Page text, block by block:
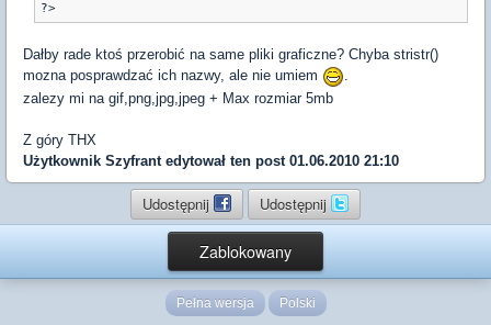
?>
Dałby rade ktoś przerobić na same pliki graficzne? Chyba stristr()
mozna posprawdzać ich nazwy, ale nie umiem
.
zalezy mi na gif,png,jpg,jpeg + Max rozmiar 5mb
Z góry THX
Użytkownik Szyfrant edytował ten post 01.06.2010 21:10
Udostępnij Udostępnij
Zablokowany
Pełna wersja Polski